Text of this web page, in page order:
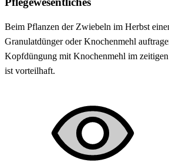
Beim Pflanzen der Zwiebeln im Herbst
Granulatdünger oder Knochenmehl
Kopfdüngung mit Knochenmehl im
ist vorteilhaft.